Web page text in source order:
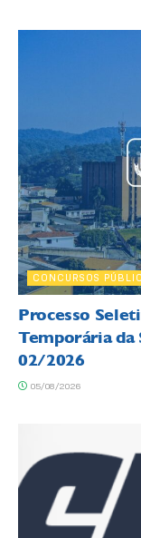
CONCURSOS
Processo
Temporária da
02/2026
05/08/2026